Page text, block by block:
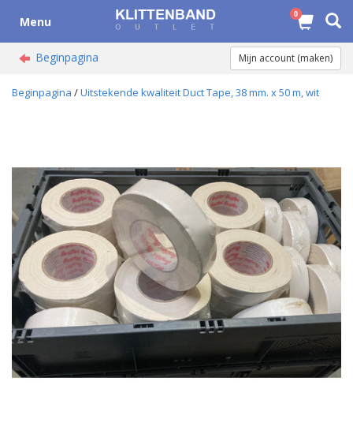
Menu 0
Beginpagina Mijn account (maken)
Beginpagina /Uitstekende kwaliteit Duct Tape, 38 mm. x 50 m, wit